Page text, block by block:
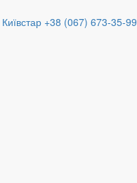
Київстар +38 (067) 673-35-99